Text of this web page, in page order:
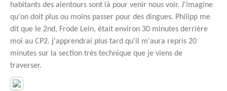
habitants des alentours sont là pour venir nous voir. J'imagine
qu'on doit plus ou moins passer pour des dingues. Philipp me
dit que le 2nd, Frode Lein, était environ 30 minutes derrière
moi au CP2. j'apprendrai plus tard qu'il m'aura repris 20
minutes sur la section très technique que je viens de
traverser.